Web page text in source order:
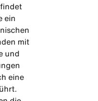
ein
mit
und
eine